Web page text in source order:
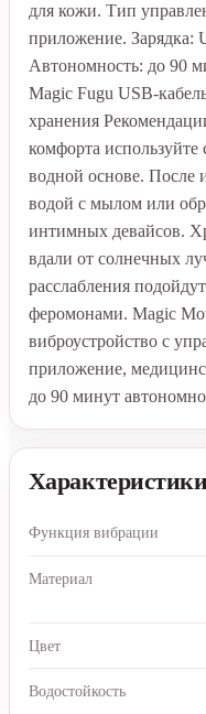
для кожи. Тип
приложение. Зарядка:
Автономность: до 90
Magic Fugu USB-
хранения
комфорта используйте
водной основе. После
водой с мылом или
интимных девайсов.
вдали от солнечных
расслабления
феромонами. Magic
виброустройство с
приложение,
до 90 минут
Характеристики
Функция вибрации
Материал
Цвет
Водостойкость